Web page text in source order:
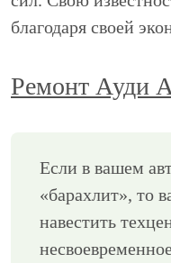
благодаря своей
Ремонт Ауди
Если в вашем
«барахлит», то
навестить